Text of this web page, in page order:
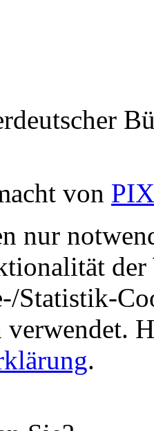
von
nur
der
Statistik-
.